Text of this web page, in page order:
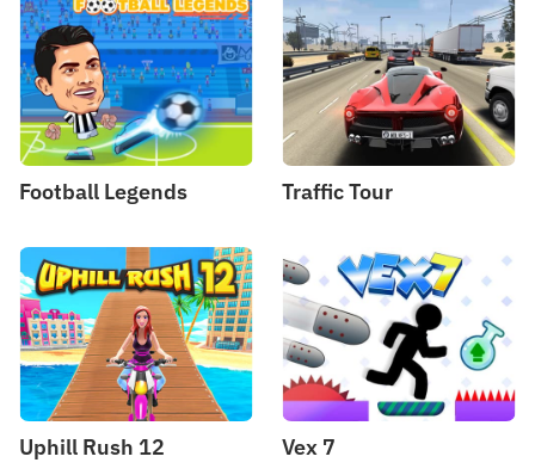
Football Legends Traffic Tour
Uphill Rush 12 Vex 7